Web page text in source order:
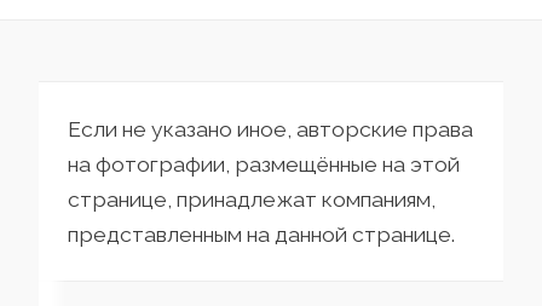
Если не указано иное, авторские права
на фотографии, размещённые на этой
странице, принадлежат компаниям,
представленным на данной странице.